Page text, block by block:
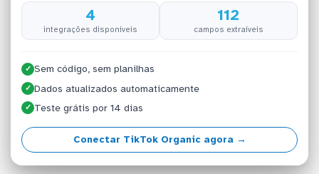
4
integrações disponíveis
112
campos extraíveis
✓ Sem código, sem planilhas
✓ Dados atualizados automaticamente
✓ Teste grátis por 14 dias
Conectar TikTok Organic agora →